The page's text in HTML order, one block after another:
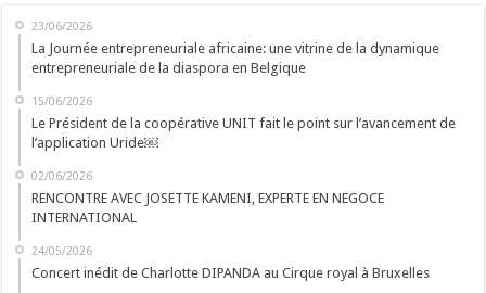
23/06/2026
La Journée entrepreneuriale africaine: une vitrine de la dynamique
entrepreneuriale de la diaspora en Belgique
15/06/2026
Le Président de la coopérative UNIT fait le point sur l’avancement de
l’application Uride￼
02/06/2026
RENCONTRE AVEC JOSETTE KAMENI, EXPERTE EN NEGOCE
INTERNATIONAL
24/05/2026
Concert inédit de Charlotte DIPANDA au Cirque royal à Bruxelles